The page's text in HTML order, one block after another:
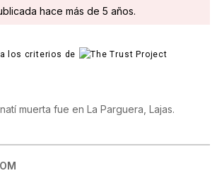
hace más de 5 años.
los criterios de
muerta fue en La Parguera, Lajas.